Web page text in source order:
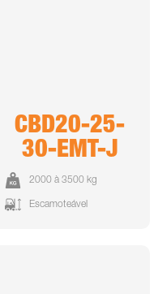
CBD20-25-
30-EMT-J
2000 à 3500 kg
Escamoteável